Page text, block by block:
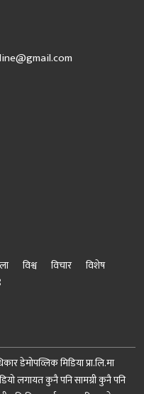
विश्व विचार
विशेष
डेमोपव्लिक मिडिया प्रा.लि.मा
लगायत कुनै पनि सामग्री कुनै पनि